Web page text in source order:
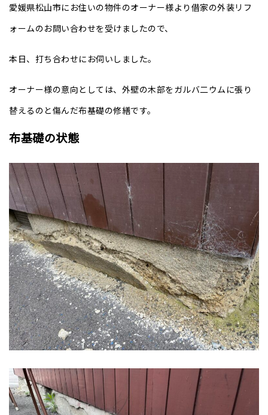
愛媛県松山市にお住いの物件のオーナー様より借家の外装リフ
ォームのお問い合わせを受けましたので、
本日、打ち合わせにお伺いしました。
オーナー様の意向としては、外壁の木部をガルバ二ウムに張り
替えるのと傷んだ布基礎の修繕です。
布基礎の状態